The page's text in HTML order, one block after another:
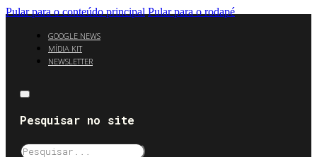
Pular para o conteúdo principal Pular para o rodapé
GOOGLE NEWS
MÍDIA KIT
NEWSLETTER
Pesquisar no site
Pesquisar